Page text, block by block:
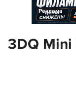
Реклама
3DQ Mini